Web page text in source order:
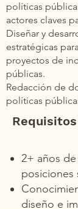
políticas
actores claves
Diseñar y
estratégicas
proyectos de
públicas.
Redacción de
políticas
Requisitos
2+ años
posiciones
diseño e